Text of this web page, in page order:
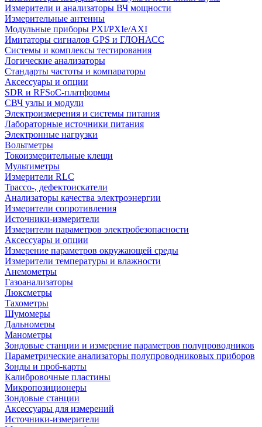
Измерители и анализаторы ВЧ мощности
Измерительные антенны
Модульные приборы PXI/PXIe/AXI
Имитаторы сигналов GPS и ГЛОНАСС
Системы и комплексы тестирования
Логические анализаторы
Стандарты частоты и компараторы
Аксессуары и опции
SDR и RFSoC‑платформы
СВЧ узлы и модули
Электроизмерения и системы питания
Лабораторные источники питания
Электронные нагрузки
Вольтметры
Токоизмерительные клещи
Мультиметры
Измерители RLC
Трассо-, дефектоискатели
Анализаторы качества электроэнергии
Измерители сопротивления
Источники-измерители
Измерители параметров электробезопасности
Аксессуары и опции
Измерение параметров окружающей среды
Измерители температуры и влажности
Анемометры
Газоанализаторы
Люксметры
Тахометры
Шумомеры
Дальномеры
Манометры
Зондовые станции и измерение параметров полупроводников
Параметрические анализаторы полупроводниковых приборов
Зонды и проб-карты
Калибровочные пластины
Микропозиционеры
Зондовые станции
Аксессуары для измерений
Источники-измерители